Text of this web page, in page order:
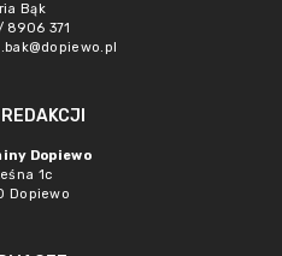
Bąk
8906 371
Dopiewo
1c
Dopiewo